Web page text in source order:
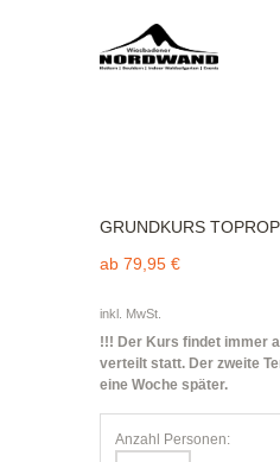
GRUNDKURS
ab 79,95 €
inkl. MwSt.
!!! Der Kurs findet immer
verteilt statt. Der zweite
eine Woche später.
Anzahl Personen: